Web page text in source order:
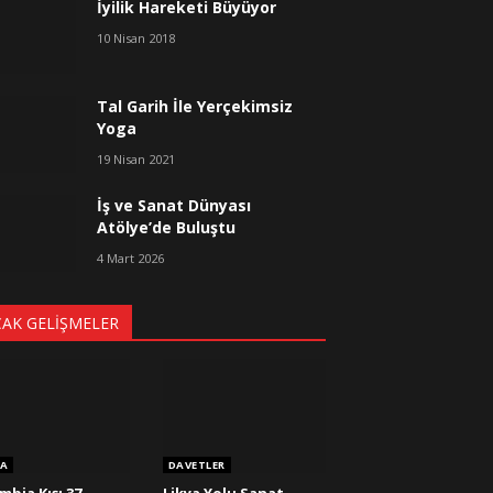
İyilik Hareketi Büyüyor
10 Nisan 2018
Tal Garih İle Yerçekimsiz
Yoga
19 Nisan 2021
İş ve Sanat Dünyası
Atölye’de Buluştu
4 Mart 2026
GELIŞMELER
DAVETLER